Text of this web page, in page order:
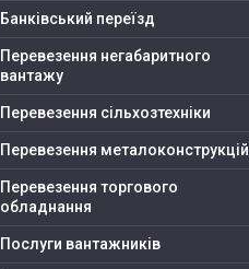
Банківський переїзд
Перевезення негабаритного
вантажу
Перевезення сільхозтехніки
Перевезення металоконструкцій
Перевезення торгового
обладнання
Послуги вантажників